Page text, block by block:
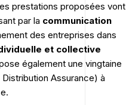
prestations proposées vont
par la communication
des entreprises dans
et collective
également une vingtaine
Assurance) à